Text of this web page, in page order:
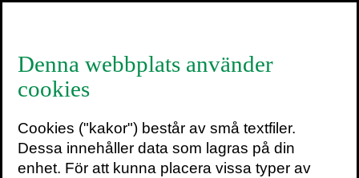
avSTEPHEN J. DUBNER&STEVEN D.
LEVITT
Denna webbplats använder
cookies
Cookies ("kakor") består av små textfiler.
Dessa innehåller data som lagras på din
enhet. För att kunna placera vissa typer av